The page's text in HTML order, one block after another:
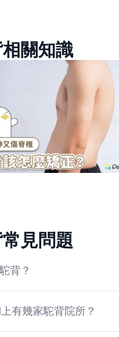
關知識
見問題
背？
有幾家駝背院所？